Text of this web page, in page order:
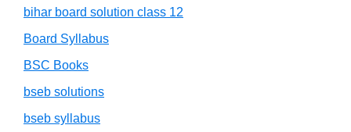
bihar board solution class 12
Board Syllabus
BSC Books
bseb solutions
bseb syllabus